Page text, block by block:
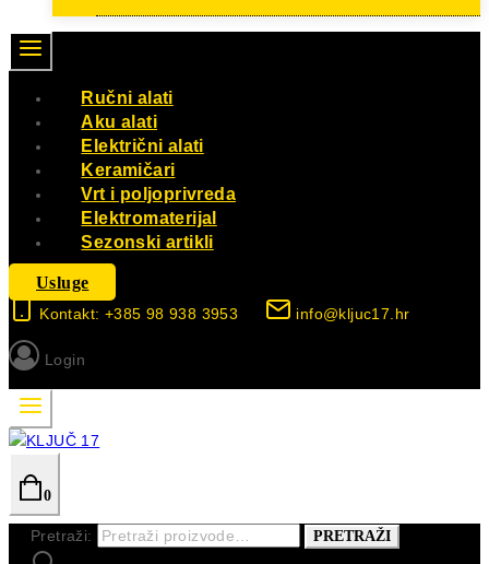
Ručni alati
Aku alati
Električni alati
Keramičari
Vrt i poljoprivreda
Elektromaterijal
Sezonski artikli
Usluge
Kontakt: +385 98 938 3953 info@kljuc17.hr
Login
0
Pretraži: PRETRAŽI